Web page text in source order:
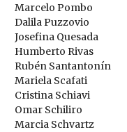
Marcelo Pombo
Dalila Puzzovio
Josefina Quesada
Humberto Rivas
Rubén Santantonín
Mariela Scafati
Cristina Schiavi
Omar Schiliro
Marcia Schvartz